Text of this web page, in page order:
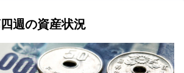
週の資産状況